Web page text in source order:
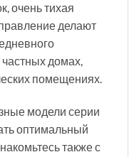
очень тихая
делают
частных домах,
помещениях.
модели серии
оптимальный
также с